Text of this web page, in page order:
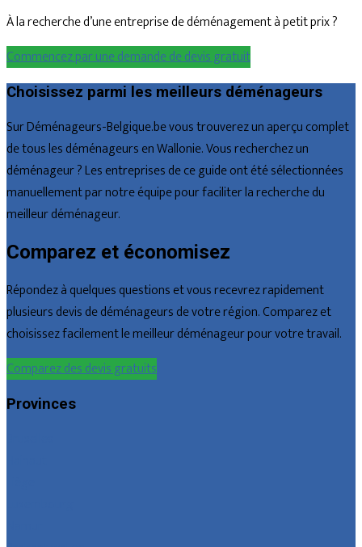
À la recherche d’une entreprise de déménagement à petit prix ?
Commencez par une demande de devis gratuit
Choisissez parmi les meilleurs déménageurs
Sur Déménageurs-Belgique.be vous trouverez un aperçu complet
de tous les déménageurs en Wallonie. Vous recherchez un
déménageur ? Les entreprises de ce guide ont été sélectionnées
manuellement par notre équipe pour faciliter la recherche du
meilleur déménageur.
Comparez et économisez
Répondez à quelques questions et vous recevrez rapidement
plusieurs devis de déménageurs de votre région. Comparez et
choisissez facilement le meilleur déménageur pour votre travail.
Comparez des devis gratuits
Provinces